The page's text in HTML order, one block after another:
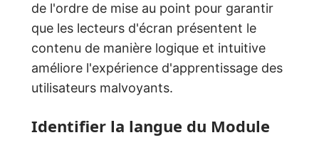
de l'ordre de mise au point pour garantir
que les lecteurs d'écran présentent le
contenu de manière logique et intuitive
améliore l'expérience d'apprentissage des
utilisateurs malvoyants.
Identifier la langue du Module